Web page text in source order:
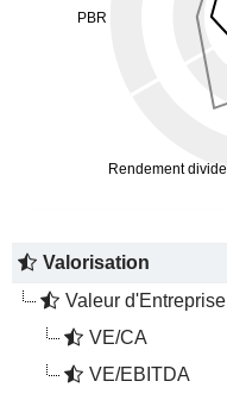
Valorisation
Valeur d'Entreprise
VE/CA
VE/EBITDA